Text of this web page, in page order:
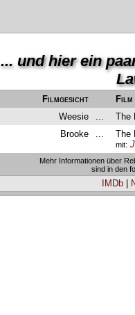
... und hier ein
Filmgesicht
Film
Weesie
The
Brooke
The
mit:
Mehr Informationen über
sind in den
IMDb |